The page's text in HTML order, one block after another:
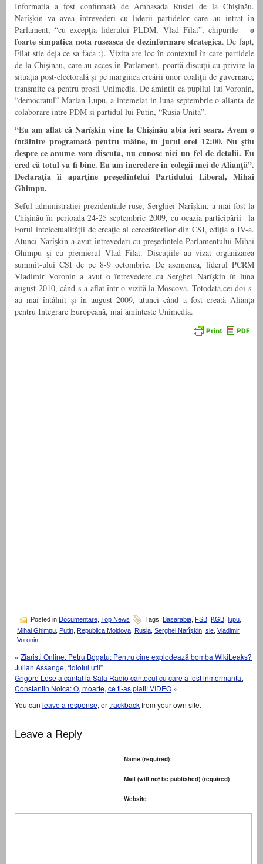
Informatia a fost confirmată de Ambasada Rusiei de la Chişinău.
Narîşkin va avea întrevederi cu liderii partidelor care au intrat în
Parlament, “cu excepţia liderului PLDM, Vlad Filat”, chipurile – o
foarte simpatica nota ruseasca de dezinformare strategica. De fapt,
Filat stie deja ce sa faca :). Vizita are loc în contextul în care partidele
de la Chişinău, care au acces în Parlament, poartă discuţii cu privire la
situaţia post-electorală şi pe marginea creării unor coaliţii de guvernare,
transmite ca pentru prosti Unimedia. De amintit ca pupilul lui Voronin,
“democratul” Marian Lupu, a intemeiat in luna septembrie o alianta de
colaborare intre PDM si partidul lui Putin, “Rusia Unita”.
“Eu am aflat că Narîşkin vine la Chişinău abia ieri seara. Avem o
întâlnire programată pentru mâine, în jurul orei 12:00. Nu ştiu
despre ce anume vom discuta, nu cunosc nici un fel de detalii. Eu
cred că totul va fi bine. Eu am încredere în colegii mei de Alianţă”.
Declaraţia îi aparţine preşedintelui Partidului Liberal, Mihai
Ghimpu.
Seful administratiei prezidentiale ruse, Serghiei Narîșkin, a mai fost la
Chişinău în perioada 24-25 septembrie 2009, cu ocazia participării la
Forul intelectualităţii de creaţie al cercetătorilor din CSI, ediţia a IV-a.
Atunci Narîşkin a avut întrevederi cu preşedintele Parlamentului Mihai
Ghimpu şi cu premierul Vlad Filat. Discuţiile au vizat organizarea
summit-ului CSI de pe 8-9 octombrie. De asemenea, liderul PCRM
Vladimir Voronin a avut o întrevedere cu Serghei Narîșkin în luna
august 2010, când s-a aflat într-o vizită la Moscova. Totodată,cei doi s-
au mai întâlnit şi în august 2009, atunci când a fost creată Alianța
pentru Integrare Europeană, mai aminteste Unimedia.
Posted in Documentare Top News Tags: Basarabia FSB KGB lupu
Mihai Ghimpu, Putin, Republica Moldova, Rusia, Serghei Narîşkin, sie, Vladimir
Voronin
« Ziaristi Online. Petru Bogatu: Pentru cine explodează bomba WikiLeaks?
Julian Assange, “idiotul util”
Grigore Lese a cantat la Sala Radio cantecul cu care a fost inmormantat
Constantin Noica: O, moarte, ce ti-as plati! VIDEO »
You can leave a response, ortrackbackfrom your own site.
Leave a Reply
Name (required)
Mail (will not be published) (required)
Website